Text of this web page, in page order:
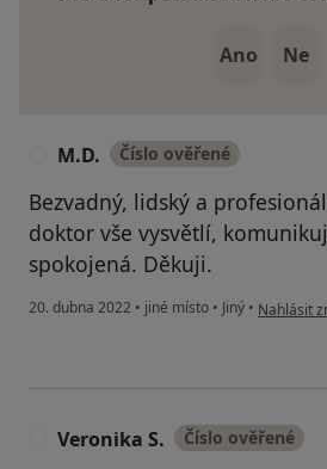
Ano Ne
M.D. Číslo ověřené
Bezvadný, lidský a
doktor vše vysvětlí,
spokojená. Děkuji.
20. dubna 2022 • jiné místo • Jiný • podle
Nahlásit
Veronika S. Číslo ověřené